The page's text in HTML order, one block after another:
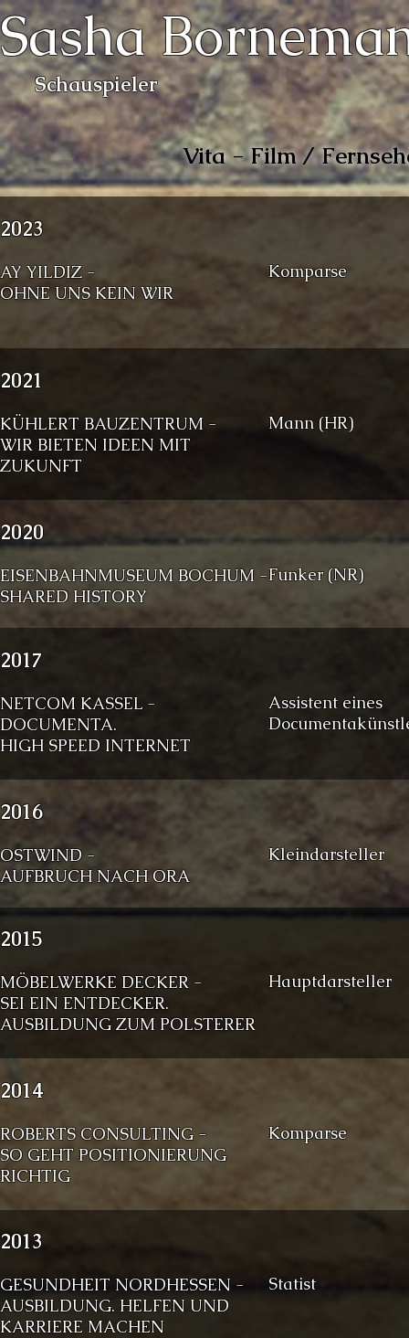
Sasha
Schauspieler
Vita - Film /
2023
AY YILDIZ -
OHNE UNS KEIN WIR
Komparse
2021
KÜHLERT BAUZENTRUM -
WIR BIETEN IDEEN MIT
ZUKUNFT
Mann (HR)
2020
EISENBAHNMUSEUM BOCHUM -
SHARED HISTORY
Funker (NR)
2017
NETCOM KASSEL -
DOCUMENTA.
HIGH SPEED INTERNET
Assistent eines
2016
OSTWIND -
AUFBRUCH NACH ORA
Kleindarsteller
2015
MÖBELWERKE DECKER -
SEI EIN ENTDECKER.
AUSBILDUNG ZUM POLSTERER
Hauptdarsteller
2014
ROBERTS CONSULTING -
SO GEHT POSITIONIERUNG
RICHTIG
Komparse
2013
GESUNDHEIT NORDHESSEN -
AUSBILDUNG. HELFEN UND
KARRIERE MACHEN
Statist